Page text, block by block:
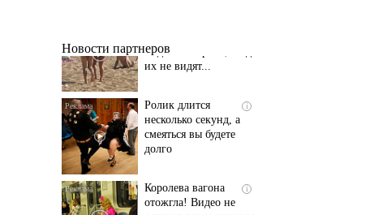
Новости партнеров
Ролик длится
долго
Королева вагона